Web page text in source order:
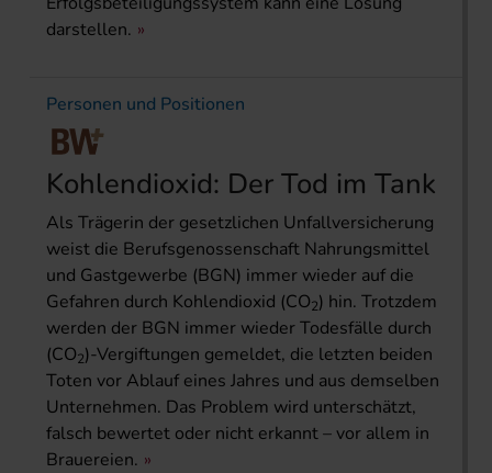
darstellen.
Personen und Positionen
Kohlendioxid: Der Tod im Tank
Als Trägerin der gesetzlichen Unfall­versicherung
weist die Berufsgenossenschaft Nahrungsmittel
und Gastgewerbe (BGN) immer wieder auf die
Gefahren durch Kohlendioxid (CO2) hin. Trotzdem
werden der BGN immer wieder Todesfälle durch
(CO2)-Vergiftungen gemeldet, die letzten beiden
Toten vor Ablauf eines Jahres und aus demselben
Unternehmen. Das Problem wird unterschätzt,
falsch bewertet oder nicht erkannt – vor allem in
Brauereien.